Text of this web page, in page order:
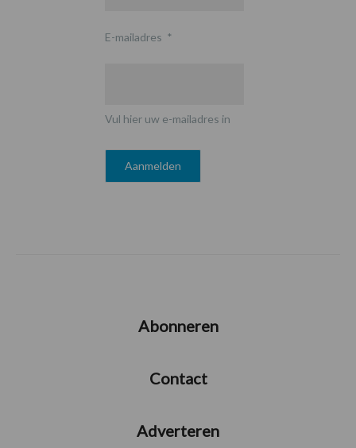
E-mailadres *
Vul hier uw e-mailadres in
Abonneren
Contact
Adverteren